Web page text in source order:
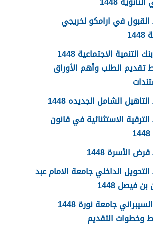
في ارامكو لخريجي
اعفاء بنك التنمية الاجتماعية 1448
تقديم الطلب وأهم الأوراق
الشامل الجديده 1448
الاستثنائية في قانون
الأسرة 1448
الداخلي جامعة الامام عبد
فيصل 1448
الامن السيبراني جامعة نورة 1448
وخطوات التقديم